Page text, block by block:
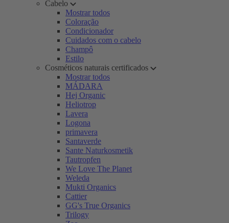
Cabelo
Mostrar todos
Coloração
Condicionador
Cuidados com o cabelo
Champô
Estilo
Cosméticos naturais certificados
Mostrar todos
MÁDARA
Hej Organic
Heliotrop
Lavera
Logona
primavera
Santaverde
Sante Naturkosmetik
Tautropfen
We Love The Planet
Weleda
Mukti Organics
Cattier
GG's True Organics
Trilogy